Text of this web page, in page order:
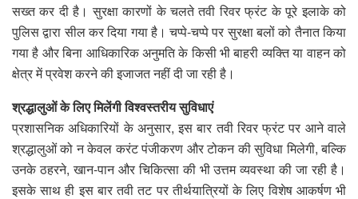
सख्त कर दी है। सुरक्षा कारणों के चलते तवी रिवर फ्रंट के पूरे इलाके को
पुलिस द्वारा सील कर दिया गया है। चप्पे-चप्पे पर सुरक्षा बलों को तैनात किया
गया है और बिना आधिकारिक अनुमति के किसी भी बाहरी व्यक्ति या वाहन को
क्षेत्र में प्रवेश करने की इजाजत नहीं दी जा रही है।
श्रद्धालुओं के लिए मिलेंगी विश्वस्तरीय सुविधाएं
प्रशासनिक अधिकारियों के अनुसार, इस बार तवी रिवर फ्रंट पर आने वाले
श्रद्धालुओं को न केवल करंट पंजीकरण और टोकन की सुविधा मिलेगी, बल्कि
उनके ठहरने, खान-पान और चिकित्सा की भी उत्तम व्यवस्था की जा रही है।
इसके साथ ही इस बार तवी तट पर तीर्थयात्रियों के लिए विशेष आकर्षण भी